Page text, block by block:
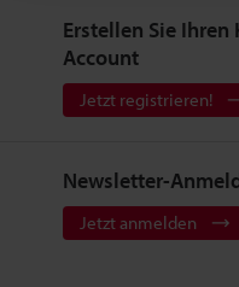
Erstellen Sie Ihren
Account
Jetzt registrieren!
Newsletter-
Jetzt anmelden